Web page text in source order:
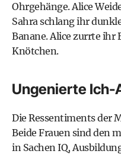
Ohrgehänge. Alice
Sahra schlang ihr
Banane. Alice zurrte ihr
Knötchen.
Ungenierte Ich-
Die Ressentiments der
Beide Frauen sind den
in Sachen IQ,